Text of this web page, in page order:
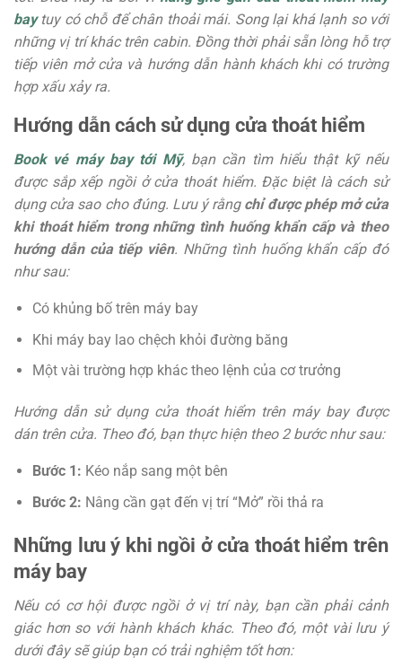
baytuy có chỗ để chân thoải mái. Song lại khá lạnh so với
những vị trí khác trên cabin. Đồng thời phải sẵn lòng hỗ trợ
tiếp viên mở cửa và hướng dẫn hành khách khi có trường
hợp xấu xảy ra.
Hướng dẫn cách sử dụng cửa thoát hiểm
Book vé máy bay tới Mỹ, bạn cần tìm hiểu thật kỹ nếu
được sắp xếp ngồi ở cửa thoát hiểm. Đặc biệt là cách sử
dụng cửa sao cho đúng. Lưu ý rằng chỉ được phép mở cửa
khi thoát hiểm trong những tình huống khẩn cấp và theo
hướng dẫn của tiếp viên. Những tình huống khẩn cấp đó
như sau:
Có khủng bố trên máy bay
Khi máy bay lao chệch khỏi đường băng
Một vài trường hợp khác theo lệnh của cơ trưởng
Hướng dẫn sử dụng cửa thoát hiểm trên máy bay được
dán trên cửa. Theo đó, bạn thực hiện theo 2 bước như sau:
Bước 1: Kéo nắp sang một bên
Bước 2: Nâng cần gạt đến vị trí “Mở” rồi thả ra
Những lưu ý khi ngồi ở cửa thoát hiểm trên
máy bay
Nếu có cơ hội được ngồi ở vị trí này, bạn cần phải cảnh
giác hơn so với hành khách khác. Theo đó, một vài lưu ý
dưới đây sẽ giúp bạn có trải nghiệm tốt hơn: